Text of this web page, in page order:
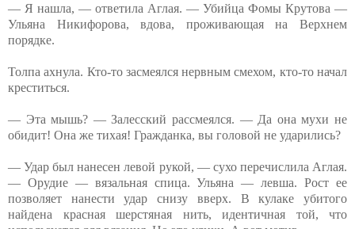
— Я нашла, — ответила Аглая. — Убийца Фомы Крутова —
Ульяна Никифорова, вдова, проживающая на Верхнем
порядке.
Толпа ахнула. Кто-то засмеялся нервным смехом, кто-то начал
креститься.
— Эта мышь? — Залесский рассмеялся. — Да она мухи не
обидит! Она же тихая! Гражданка, вы головой не ударились?
— Удар был нанесен левой рукой, — сухо перечислила Аглая.
— Орудие — вязальная спица. Ульяна — левша. Рост ее
позволяет нанести удар снизу вверх. В кулаке убитого
найдена красная шерстяная нить, идентичная той, что